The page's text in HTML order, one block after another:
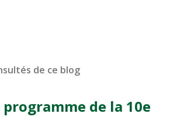
de ce blog
de la 10e